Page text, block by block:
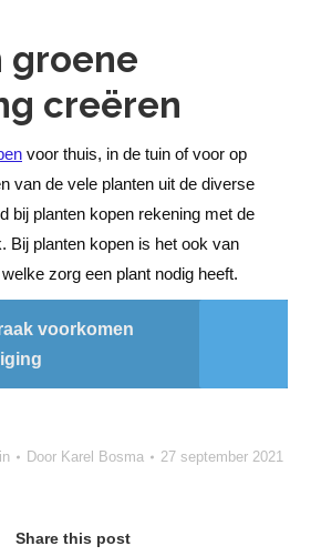
groene
creëren
voor thuis, in de tuin of voor op
van de vele planten uit de diverse
bij planten kopen rekening met de
Bij planten kopen is het ook van
zorg een plant nodig heeft.
voorkomen
Door Karel Bosma 27 september 2021
Share this post